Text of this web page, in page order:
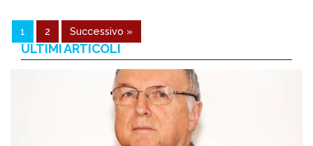
1 2 Successivo »
ULTIMI ARTICOLI